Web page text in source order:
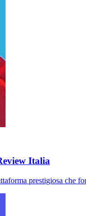
Italia
prestigiosa che